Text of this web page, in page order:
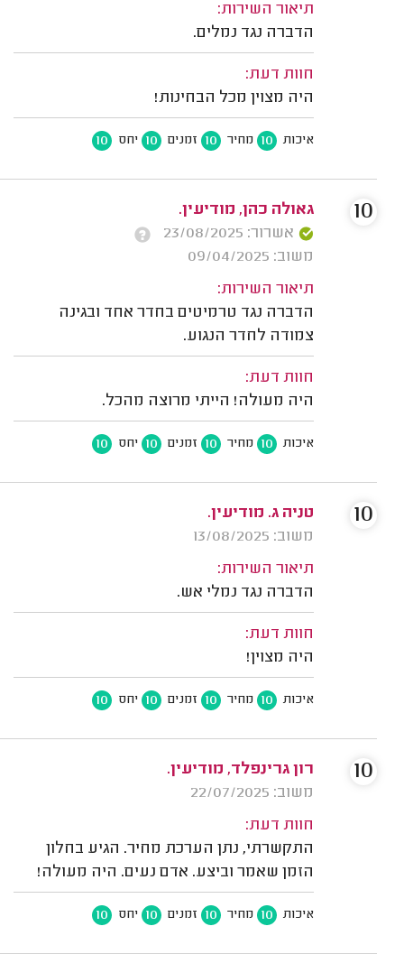
תיאור השירות:
הדברה נגד נמלים.
חוות דעת:
היה מצוין מכל הבחינות!
איכות 10 מחיר 10 זמנים 10 יחס 10
גאולה כהן, מודיעין.
אשרור: 23/08/2025
משוב: 09/04/2025
תיאור השירות:
הדברה נגד טרמיטים בחדר אחד ובגינה
צמודה לחדר הנגוע.
חוות דעת:
היה מעולה! הייתי מרוצה מהכל.
איכות 10 מחיר 10 זמנים 10 יחס 10
10
טניה ג. מודיעין.
משוב: 13/08/2025
תיאור השירות:
הדברה נגד נמלי אש.
חוות דעת:
היה מצוין!
איכות 10 מחיר 10 זמנים 10 יחס 10
10
רון גרינפלד, מודיעין.
משוב: 22/07/2025
חוות דעת:
התקשרתי, נתן הערכת מחיר. הגיע בחלון
הזמן שאמר וביצע. אדם נעים. היה מעולה!
איכות 10 מחיר 10 זמנים 10 יחס 10
10